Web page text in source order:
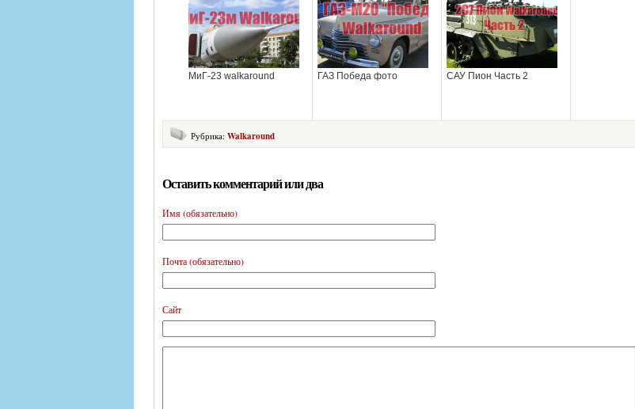
МиГ-23 walkaround ГАЗ Победа фото САУ Пион Часть 2
Рубрика: Walkaround
Оставить комментарий или два
Имя (обязательно)
Почта (обязательно)
Сайт